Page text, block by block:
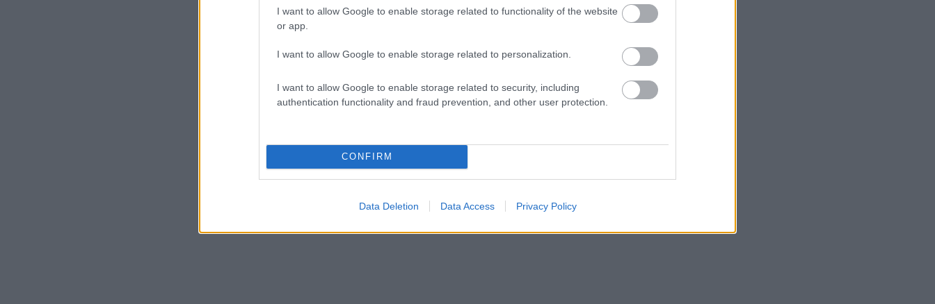
I want to allow Google to enable storage related to functionality of the website
or app.
I want to allow Google to enable storage related to personalization.
I want to allow Google to enable storage related to security, including
authentication functionality and fraud prevention, and other user protection.
CONFIRM
Data Deletion Data Access Privacy Policy